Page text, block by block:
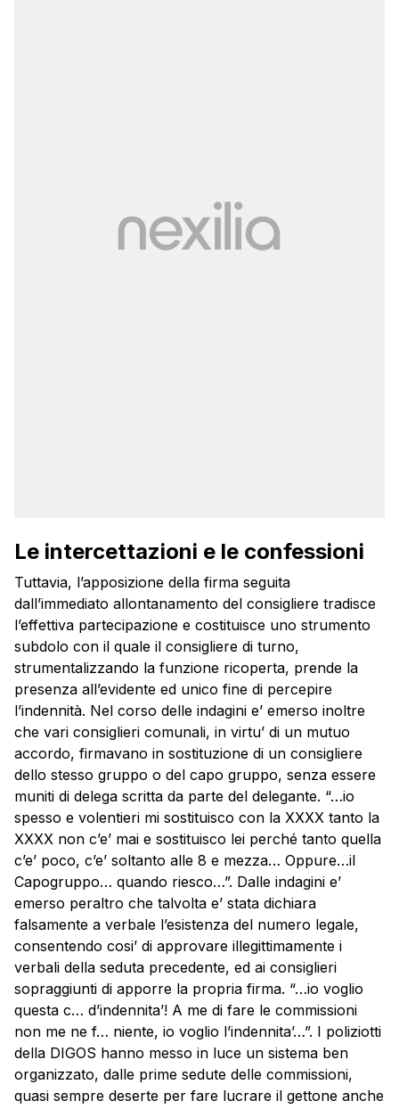
Le intercettazioni e le confessioni
Tuttavia, l’apposizione della firma seguita
dall’immediato allontanamento del consigliere tradisce
l’effettiva partecipazione e costituisce uno strumento
subdolo con il quale il consigliere di turno,
strumentalizzando la funzione ricoperta, prende la
presenza all’evidente ed unico fine di percepire
l’indennità. Nel corso delle indagini e’ emerso inoltre
che vari consiglieri comunali, in virtu’ di un mutuo
accordo, firmavano in sostituzione di un consigliere
dello stesso gruppo o del capo gruppo, senza essere
muniti di delega scritta da parte del delegante. “…io
spesso e volentieri mi sostituisco con la XXXX tanto la
XXXX non c’e’ mai e sostituisco lei perché tanto quella
c’e’ poco, c’e’ soltanto alle 8 e mezza… Oppure…il
Capogruppo… quando riesco…”. Dalle indagini e’
emerso peraltro che talvolta e’ stata dichiara
falsamente a verbale l’esistenza del numero legale,
consentendo cosi’ di approvare illegittimamente i
verbali della seduta precedente, ed ai consiglieri
sopraggiunti di apporre la propria firma. “…io voglio
questa c… d’indennita’! A me di fare le commissioni
non me ne f… niente, io voglio l’indennita’…”. I poliziotti
della DIGOS hanno messo in luce un sistema ben
organizzato, dalle prime sedute delle commissioni,
quasi sempre deserte per fare lucrare il gettone anche